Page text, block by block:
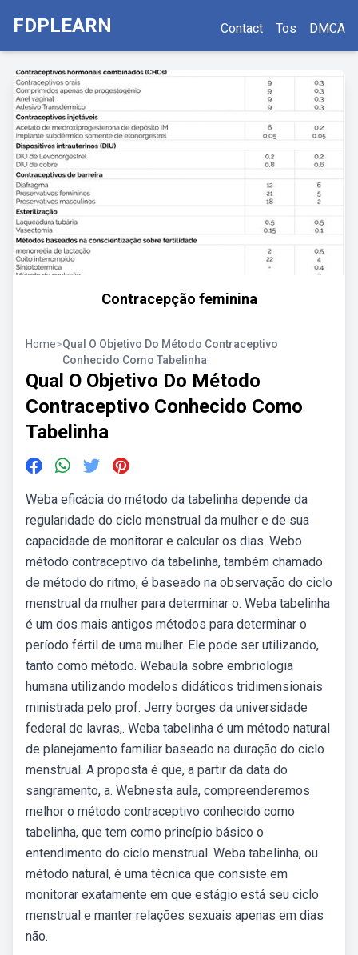
FDPLEARN Contact Tos DMCA
Contracepção feminina
Home>Qual O Objetivo Do Método Contraceptivo
Conhecido Como Tabelinha
Qual O Objetivo Do Método
Contraceptivo Conhecido Como
Tabelinha
Weba eficácia do método da tabelinha depende da
regularidade do ciclo menstrual da mulher e de sua
capacidade de monitorar e calcular os dias. Webo
método contraceptivo da tabelinha, também chamado
de método do ritmo, é baseado na observação do ciclo
menstrual da mulher para determinar o. Weba tabelinha
é um dos mais antigos métodos para determinar o
período fértil de uma mulher. Ele pode ser utilizando,
tanto como método. Webaula sobre embriologia
humana utilizando modelos didáticos tridimensionais
ministrada pelo prof. Jerry borges da universidade
federal de lavras,. Weba tabelinha é um método natural
de planejamento familiar baseado na duração do ciclo
menstrual. A proposta é que, a partir da data do
sangramento, a. Webnesta aula, compreenderemos
melhor o método contraceptivo conhecido como
tabelinha, que tem como princípio básico o
entendimento do ciclo menstrual. Weba tabelinha, ou
método natural, é uma técnica que consiste em
monitorar exatamente em que estágio está seu ciclo
menstrual e manter relações sexuais apenas em dias
não.